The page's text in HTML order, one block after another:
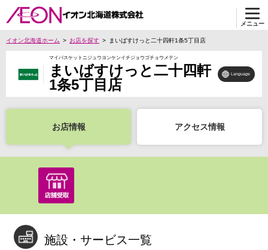
メニュー
イオン北海道ホーム お店を探す まいばすけっと二十四軒1条5丁目店
マイバスケットニジュウヨンケンイチジョウゴチョウメテン
まいばすけっと二十四軒
1条5丁目店
Language
お店情報 アクセス情報
施設・サービス一覧